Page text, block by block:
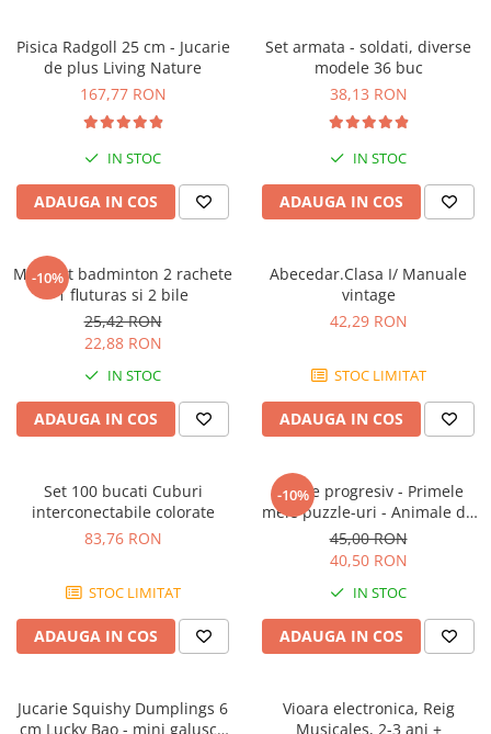
Pisica Radgoll 25 cm - Jucarie
de plus Living Nature
167,77 RON
IN STOC
ADAUGA IN COS
Set armata - soldati, diverse
modele 36 buc
38,13 RON
IN STOC
ADAUGA IN COS
-10%
Mini Set badminton 2 rachete
1 fluturas si 2 bile
25,42 RON
22,88 RON
IN STOC
ADAUGA IN COS
Abecedar.Clasa I/ Manuale
vintage
42,29 RON
STOC LIMITAT
ADAUGA IN COS
Set 100 bucati Cuburi
interconectabile colorate
83,76 RON
STOC LIMITAT
ADAUGA IN COS
-10%
Puzzle progresiv - Primele
mele puzzle-uri - Animale de
fermă, 21 piese, 2 ani+, Apli
Kids
45,00 RON
40,50 RON
IN STOC
ADAUGA IN COS
Jucarie Squishy Dumplings 6
cm Lucky Bao - mini galusca
Vioara electronica, Reig
Musicales, 2-3 ani +